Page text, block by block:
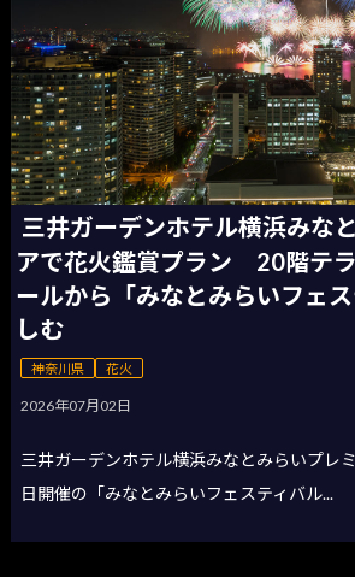
三井ガーデンホテル横浜みな
アで花火鑑賞プラン 20階テ
ールから「みなとみらいフェ
しむ
神奈川県 花火
2026年07月02日
三井ガーデンホテル横浜みなとみらいプレ
日開催の「みなとみらいフェスティバル...